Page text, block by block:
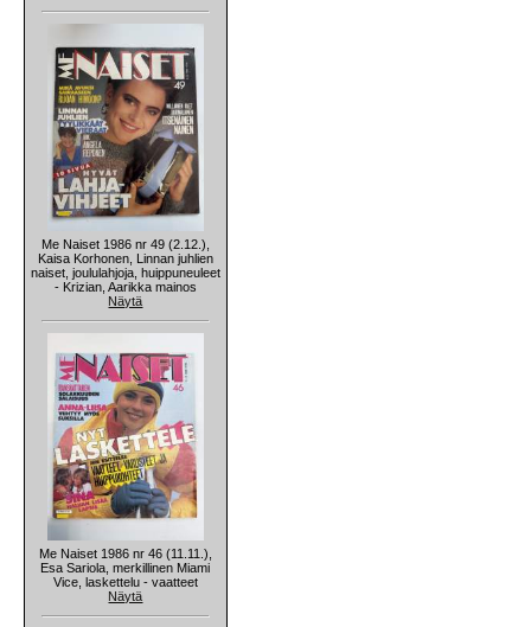
Me Naiset 1986 nr 49 (2.12.),
Kaisa Korhonen, Linnan juhlien
naiset, joululahjoja, huippuneuleet
- Krizian, Aarikka mainos
Näytä
Me Naiset 1986 nr 46 (11.11.),
Esa Sariola, merkillinen Miami
Vice, laskettelu - vaatteet
Näytä